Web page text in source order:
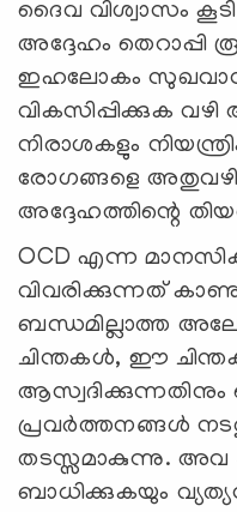
ദൈവ വിശ്വാസം
അദ്ദേഹം തെറാപ്പി
ഇഹലോകം സുഖവാസ
വികസിപ്പിക്കുക
നിരാശകളും
രോഗങ്ങളെ അതുവഴി
അദ്ദേഹത്തിന്റെ
OCD എന്ന
വിവരിക്കുന്നത്
ബന്ധമില്ലാത്ത
ചിന്തകൾ, ഈ
ആസ്വദിക്കുന്നതിനും
പ്രവർത്തനങ്ങൾ
തടസ്സമാകുന്നു.
ബാധിക്കുകയും